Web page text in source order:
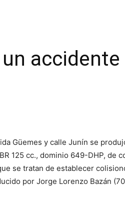
accidente
Güemes y calle Junín se
125 cc., dominio 649-DHP, de
se tratan de establecer
por Jorge Lorenzo Bazán